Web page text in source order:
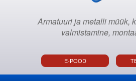
Armatuuri ja metalli müük,
valmistamine,
E-POOD